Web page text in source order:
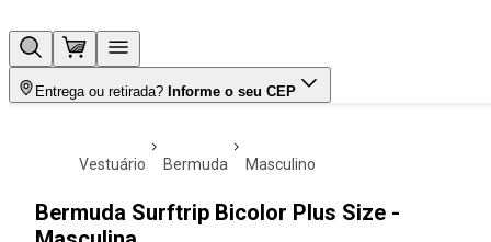
Entrega ou retirada? Informe o seu CEP
vestuário bermuda masculino
Bermuda Surftrip Bicolor Plus Size -